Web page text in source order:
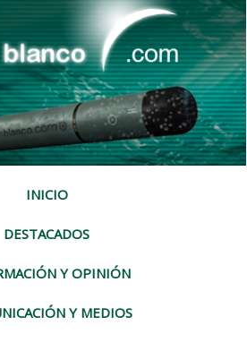
INICIO
DESTACADOS
Y OPINIÓN
Y MEDIOS